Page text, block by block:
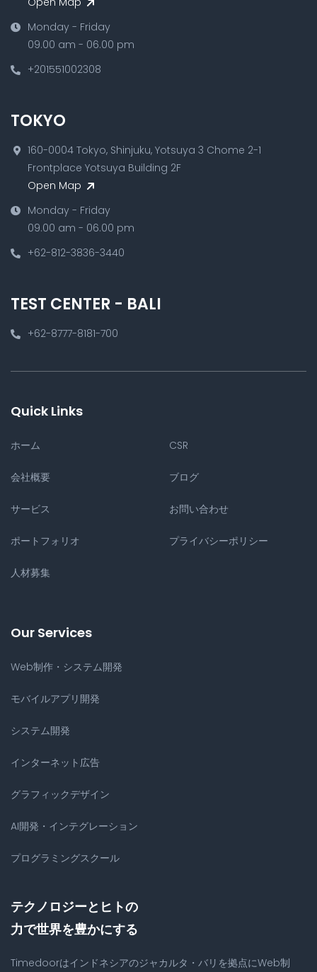
Monday - Friday
09.00 am - 06.00 pm
+201551002308
TOKYO
160-0004 Tokyo, Shinjuku, Yotsuya 3 Chome 2-1
Frontplace Yotsuya Building 2F
Open Map
Monday - Friday
09.00 am - 06.00 pm
+62-812-3836-3440
TEST CENTER - BALI
+62-8777-8181-700
Quick Links
ホーム
会社概要
サービス
ポートフォリオ
人材募集
CSR
ブログ
お問い合わせ
プライバシーポリシー
Our Services
Web制作・システム開発
モバイルアプリ開発
システム開発
インターネット広告
グラフィックデザイン
AI開発・インテグレーション
プログラミングスクール
テクノロジーとヒトの
力で世界を豊かにする
Timedoorはインドネシアのジャカルタ・バリを拠点にWeb制